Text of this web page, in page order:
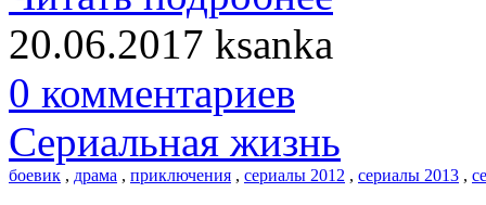
20.06.2017 ksanka
0 комментариев
Сериальная жизнь
боевик , драма , приключения , сериалы 2012 , сериалы 2013 ,